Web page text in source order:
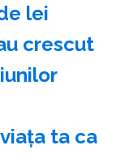
lei
crescut
ta ca